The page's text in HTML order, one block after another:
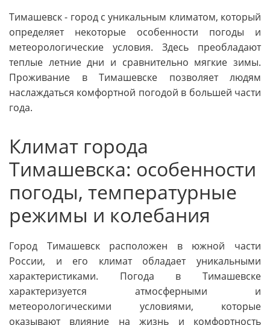
Тимашевск - город с уникальным климатом, который
определяет некоторые особенности погоды и
метеорологические условия. Здесь преобладают
теплые летние дни и сравнительно мягкие зимы.
Проживание в Тимашевске позволяет людям
наслаждаться комфортной погодой в большей части
года.
Климат города
Тимашевска: особенности
погоды, температурные
режимы и колебания
Город Тимашевск расположен в южной части
России, и его климат обладает уникальными
характеристиками. Погода в Тимашевске
характеризуется атмосферными и
метеорологическими условиями, которые
оказывают влияние на жизнь и комфортность